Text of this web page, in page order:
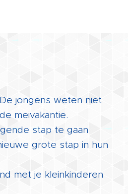
jongens weten niet
meivakantie.
stap te gaan
grote stap in hun
met je kleinkinderen